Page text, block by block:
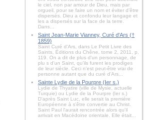
le ciel, non par amour de Dieu, mais par
orgueil, pour se faire un nom et éviter d’être
dispersés. Dieu a confondu leur langage et
les a dispersés sur la face de la terre.
Dans...
Saint Jean-Marie Vianney, Curé d'Ars (†
1859)
Saint Curé d'Ars, dans Le Petit Livre des
Saints, Éditions du Chêne, tome 2, 2011, p.
119. On a dit de plus d'un personnage, de
plu s d'un Saint, qu'ils furent les prodiges
de leur siècle. Ceci n'est peut-être vrai de
personne autant que du curé d'Ars...
Sainte Lydie de la Pourpre (Ier s.)
Lydie de Thyatire (ville de Mysie, actuelle
Turquie) ou Lydie de la Pourpre (Ier s.)
D'après Saint Luc, elle serait la première
Européenne à s'être convertie au Christ.
Saint Paul l'aurait rencontrée alors qu'il
arrivait en Macédoine orientale. Elle était...